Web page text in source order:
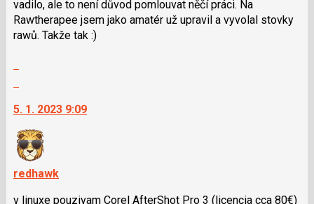
předchozí
nový
názor
vadilo, ale to není důvod pomlouvat něčí práci. Na
Rawtherapee jsem jako amatér už upravil a vyvolal stovky
rawů. Takže tak :)
další
názor.
K
navigaci
5. 1. 2023 9:09
redhawk
v linuxe pouzivam Corel AfterShot Pro 3 (licencia cca 80€)